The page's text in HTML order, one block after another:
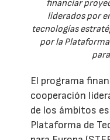
financiar
liderados por
tecnologías
por la
El programa
cooperación
de los ámbitos
Plataforma de